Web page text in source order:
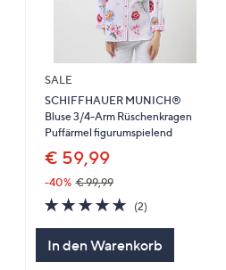
SALE
SCHIFFHAUER MUNICH®
Bluse 3/4-Arm Rüschenkragen
Puffärmel figurumspielend
€ 59,99
-40% € 99,99
5.0
von
(2)2
In den Warenkorb